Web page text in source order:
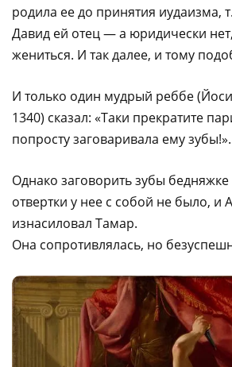
родила ее до принятия иудаизма,
Давид ей отец — а юридически
жениться. И так далее, и тому
И только один мудрый реббе
1340) сказал: «Таки прекратите
попросту заговаривала ему зубы!».
Однако заговорить зубы бедняжке
отвертки у нее с собой не было, и
изнасиловал Тамар.
Она сопротивлялась, но